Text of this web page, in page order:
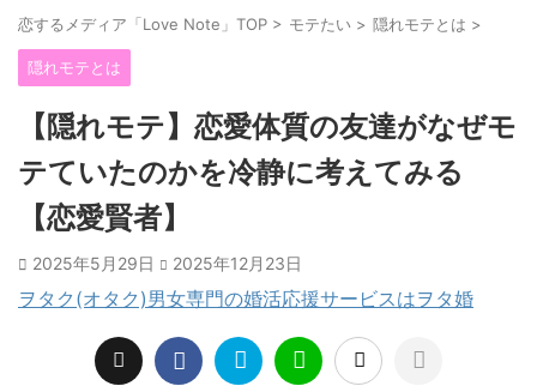
恋するメディア「Love Note」TOP > モテたい > 隠れモテとは >
隠れモテとは
【隠れモテ】恋愛体質の友達がなぜモ
テていたのかを冷静に考えてみる
【恋愛賢者】
2025年5月29日 2025年12月23日
ヲタク(オタク)男女専門の婚活応援サービスはヲタ婚